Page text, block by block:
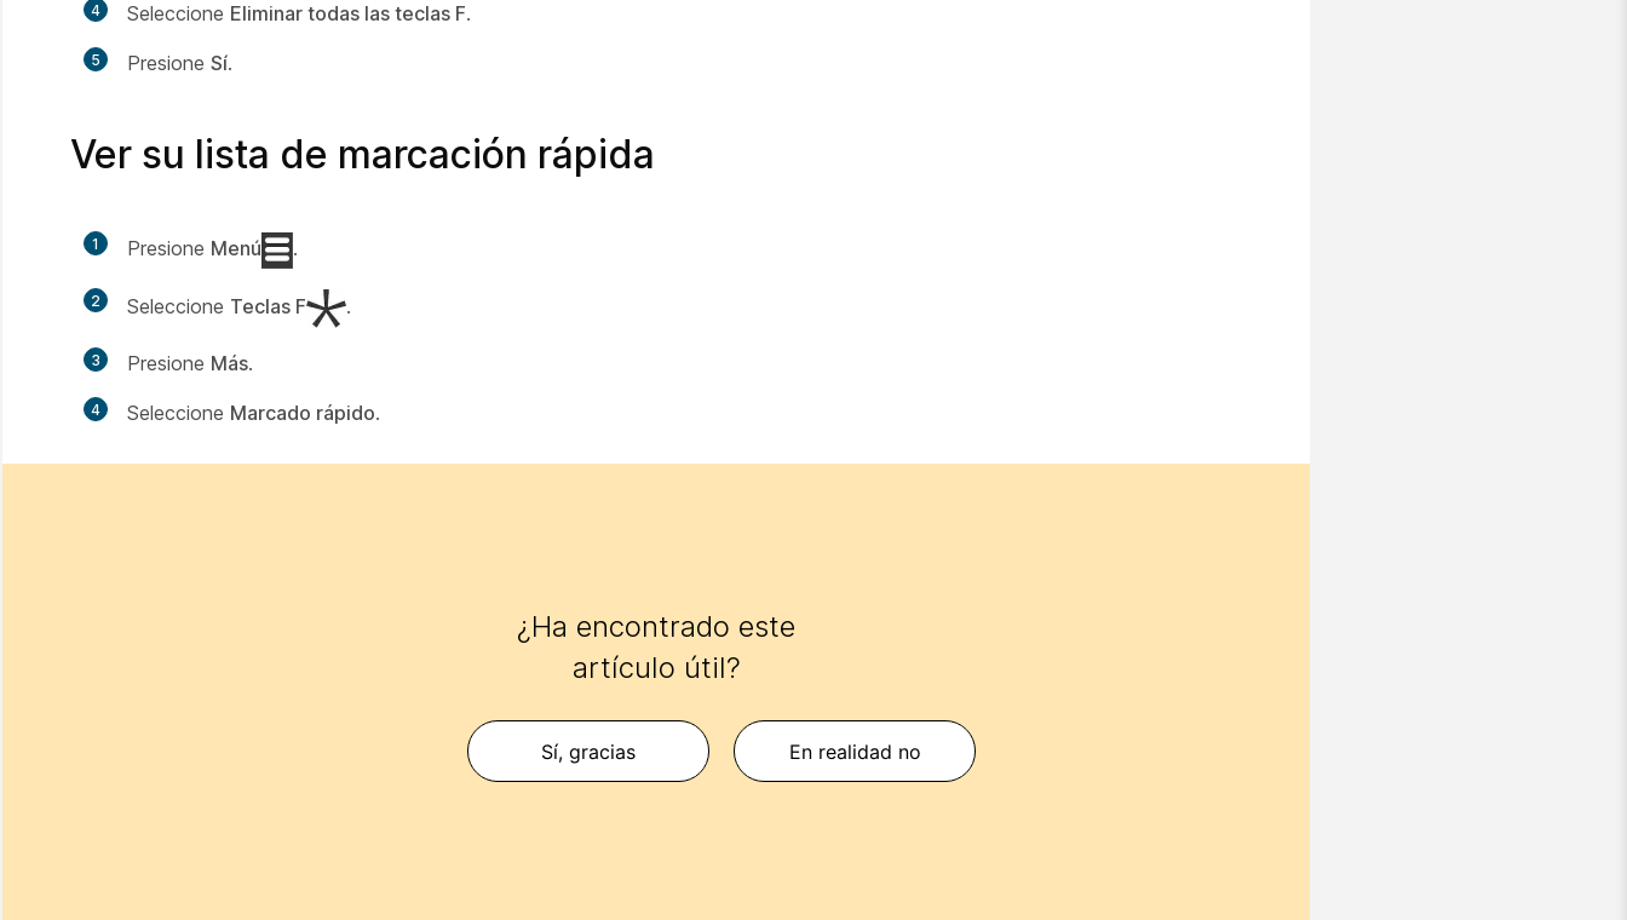
4 Seleccione Eliminar todas las teclas F.
5 Presione Sí.
Ver su lista de marcación rápida
1 Presione Menú .
2 Seleccione Teclas F .
3 Presione Más.
4 Seleccione Marcado rápido.
¿Ha encontrado este
artículo útil?
Sí, gracias En realidad no